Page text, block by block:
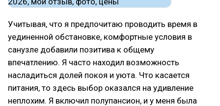
Учитывая, что я предпочитаю проводить время в
уединенной обстановке, комфортные условия в
санузле добавили позитива к общему
впечатлению. Я часто находил возможность
насладиться долей покоя и уюта. Что касается
питания, то здесь выбор оказался на удивление
неплохим. Я включил полупансион, и у меня была